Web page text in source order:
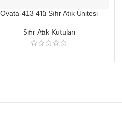
Ovata-413 4’lü Sıfır Atık Ünitesi
Sıfır Atık Kutuları